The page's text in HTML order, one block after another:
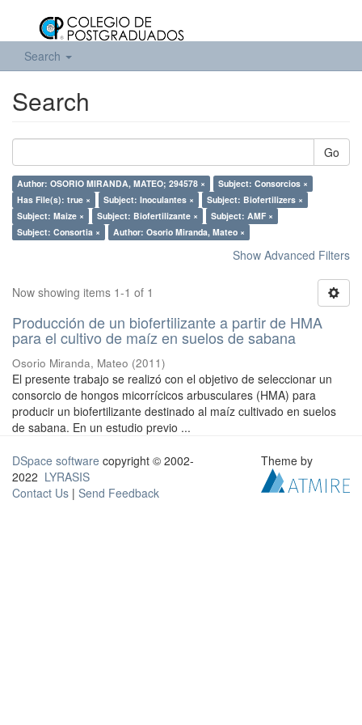
Search
Search
Go
Author: OSORIO MIRANDA, MATEO; 294578 ×
Subject: Consorcios ×
Has File(s): true ×
Subject: Inoculantes ×
Subject: Biofertilizers ×
Subject: Maize ×
Subject: Biofertilizante ×
Subject: AMF ×
Subject: Consortia ×
Author: Osorio Miranda, Mateo ×
Show Advanced Filters
Now showing items 1-1 of 1
Producción de un biofertilizante a partir de HMA
para el cultivo de maíz en suelos de sabana
Osorio Miranda, Mateo (2011)
El presente trabajo se realizó con el objetivo de seleccionar un
consorcio de hongos micorrícicos arbusculares (HMA) para
producir un biofertilizante destinado al maíz cultivado en suelos
de sabana. En un estudio previo ...
DSpace software copyright © 2002-
2022 LYRASIS
Contact Us | Send Feedback
Theme by